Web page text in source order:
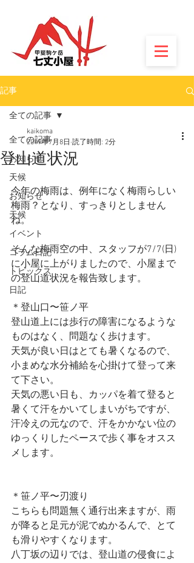
記事
全ての記事
お知らせ
天候
お知らせ
天候
イベント
コラム日記
トピックス
日記
全ての記事
登山道状況
kaikoma
2019年7月8日 読了時間: 2分
今年の梅雨は、例年になく梅雨らしい
梅雨？となり、すっきりとしません
ね。
そんな梅雨空の中、スタッフが7/7(日)
に小屋に上がりましたので、小屋まで
の登山道状況を報告致します。
＊登山口〜笹ノ平
登山道上には歩行の障害になるような
ものはなく、問題なく歩けます。
天気が良い日はとても暑くなるので、
小まめな水分補給を心掛けて登って来
て下さい。
天気の悪い日も、カッパを着て登ると
暑くて汗をかいてしまいがちですが、
汗冷えの元なので、汗をかかない位の
ゆっくりしたペースで歩く事をオスス
メします。
＊笹ノ平〜刃渡り
こちらも問題無く通行出来ますが、雨
が降ると足元が泥でぬかるんで、とて
も滑りやすくなります。
八丁坂の辺りでは、登山道の侵食によ